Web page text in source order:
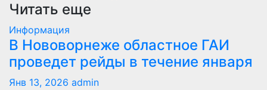
Читать еще
Информация
В Нововорнеже областное ГАИ
проведет рейды в течение января
Янв 13, 2026 admin